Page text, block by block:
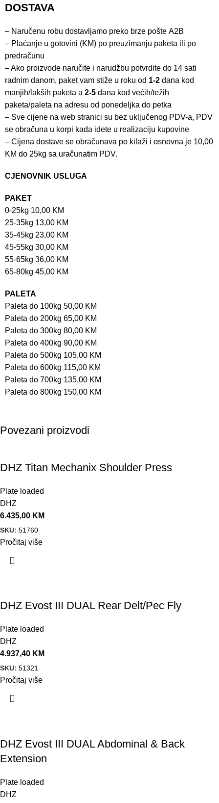
DOSTAVA
– Naručenu robu dostavljamo preko brze pošte A2B
– Plaćanje u gotovini (KM) po preuzimanju paketa ili po
predračunu
– Ako proizvode naručite i narudžbu potvrdite do 14 sati
radnim danom, paket vam stiže u roku od 1-2 dana kod
manjih/lakših paketa a 2-5 dana kod većih/težih
paketa/paleta na adresu od ponedeljka do petka
– Sve cijene na web stranici su bez uključenog PDV-a, PDV
se obračuna u korpi kada idete u realizaciju kupovine
– Cijena dostave se obračunava po kilaži i osnovna je 10,00
KM do 25kg sa uračunatim PDV.
CJENOVNIK USLUGA
PAKET
0-25kg 10,00 KM
25-35kg 13,00 KM
35-45kg 23,00 KM
45-55kg 30,00 KM
55-65kg 36,00 KM
65-80kg 45,00 KM
PALETA
Paleta do 100kg 50,00 KM
Paleta do 200kg 65,00 KM
Paleta do 300kg 80,00 KM
Paleta do 400kg 90,00 KM
Paleta do 500kg 105,00 KM
Paleta do 600kg 115,00 KM
Paleta do 700kg 135,00 KM
Paleta do 800kg 150,00 KM
Povezani proizvodi
DHZ Titan Mechanix Shoulder Press
Plate loaded
DHZ
6.435,00 KM
SKU: 51760
Pročitaj više
DHZ Evost III DUAL Rear Delt/Pec Fly
Plate loaded
DHZ
4.937,40 KM
SKU: 51321
Pročitaj više
DHZ Evost III DUAL Abdominal & Back
Extension
Plate loaded
DHZ